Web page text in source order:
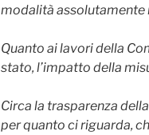
modalità assolutamente
Quanto ai lavori della
stato, l’impatto della
Circa la trasparenza
per quanto ci riguarda,